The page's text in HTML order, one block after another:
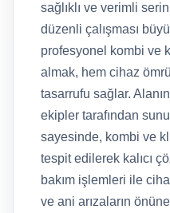
sağlıklı ve verimli
düzenli çalışması
profesyonel kombi ve
almak, hem cihaz
tasarrufu sağlar.
ekipler tarafından
sayesinde, kombi ve
tespit edilerek kalıcı
bakım işlemleri ile
ve ani arızaların